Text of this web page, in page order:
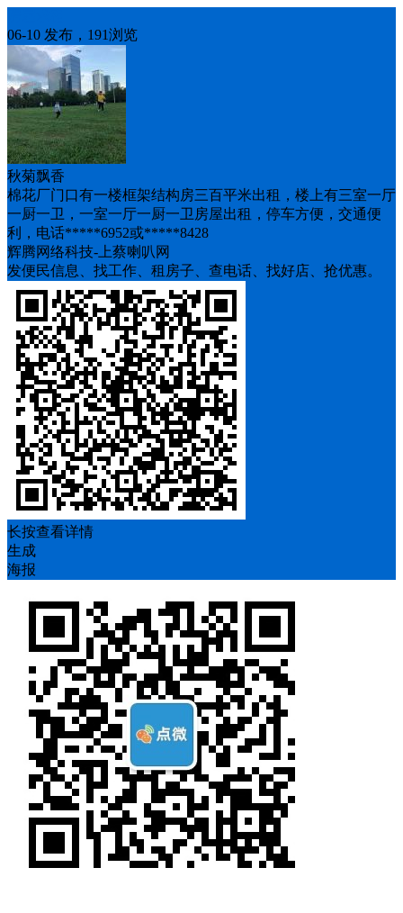
06-10 发布，191浏览
秋菊飘香
棉花厂门口有一楼框架结构房三百平米出租，楼上有三室一厅
一厨一卫，一室一厅一厨一卫房屋出租，停车方便，交通便
利，电话*****6952或*****8428
辉腾网络科技-上蔡喇叭网
发便民信息、找工作、租房子、查电话、找好店、抢优惠。
长按查看详情
生成
海报